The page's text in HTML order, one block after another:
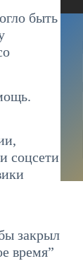
быть
соцсети
закрыл
время”